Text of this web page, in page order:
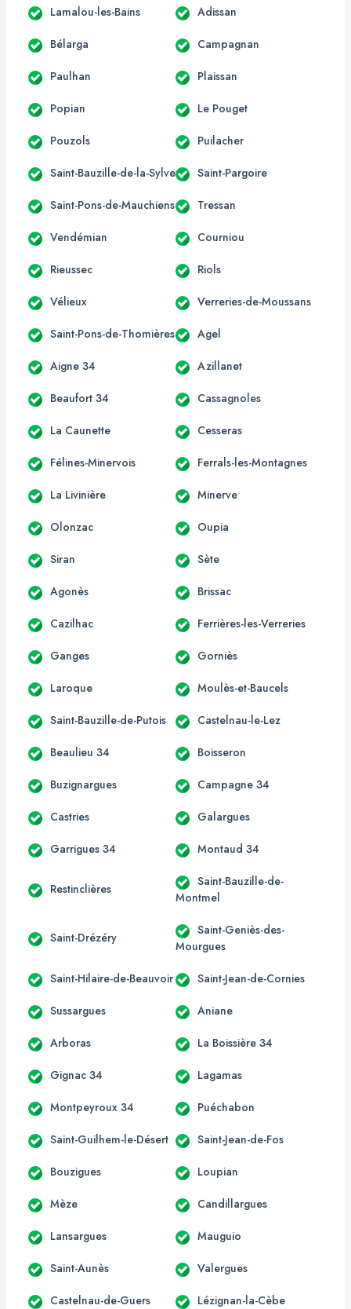
Lamalou-les-Bains Adissan
Bélarga Campagnan
Paulhan Plaissan
Popian Le Pouget
Pouzols Puilacher
Saint-Bauzille-de-la-Sylve Saint-Pargoire
Saint-Pons-de-Mauchiens Tressan
Vendémian Courniou
Rieussec Riols
Vélieux Verreries-de-Moussans
Saint-Pons-de-Thomières Agel
Aigne 34 Azillanet
Beaufort 34 Cassagnoles
La Caunette Cesseras
Félines-Minervois Ferrals-les-Montagnes
La Livinière Minerve
Olonzac Oupia
Siran Sète
Agonès Brissac
Cazilhac Ferrières-les-Verreries
Ganges Gorniès
Laroque Moulès-et-Baucels
Saint-Bauzille-de-Putois Castelnau-le-Lez
Beaulieu 34 Boisseron
Buzignargues Campagne 34
Castries Galargues
Garrigues 34 Montaud 34
Restinclières
Saint-Bauzille-de-
Montmel
Saint-Drézéry
Saint-Geniès-des-
Mourgues
Saint-Hilaire-de-Beauvoir Saint-Jean-de-Cornies
Sussargues Aniane
Arboras La Boissière 34
Gignac 34 Lagamas
Montpeyroux 34 Puéchabon
Saint-Guilhem-le-Désert Saint-Jean-de-Fos
Bouzigues Loupian
Mèze Candillargues
Lansargues Mauguio
Saint-Aunès Valergues
Castelnau-de-Guers Lézignan-la-Cèbe